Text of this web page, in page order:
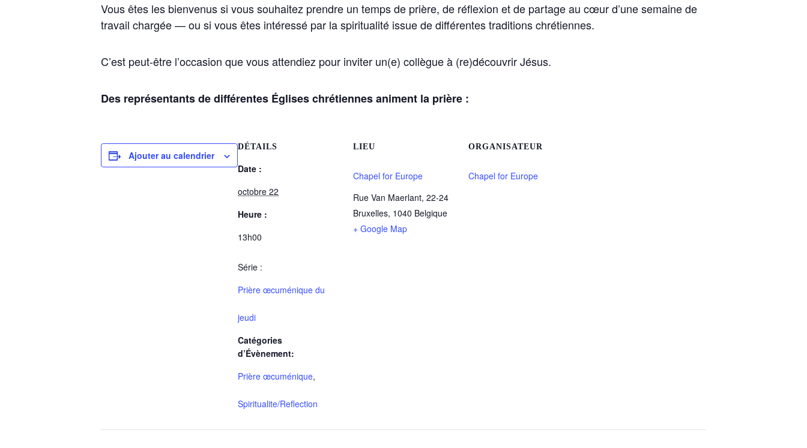
Vous êtes les bienvenus si vous souhaitez prendre un temps de prière, de réflexion et de partage au cœur d’une semaine de
travail chargée — ou si vous êtes intéressé par la spiritualité issue de différentes traditions chrétiennes.
C’est peut-être l’occasion que vous attendiez pour inviter un(e) collègue à (re)découvrir Jésus.
Des représentants de différentes Églises chrétiennes animent la prière :
Ajouter au calendrier
DÉTAILS
Date :
octobre 22
Heure :
13h00
Série :
Prière œcuménique du
jeudi
Catégories
d’Évènement:
Prière œcuménique,
Spiritualite/Reflection
LIEU
Chapel for Europe
Rue Van Maerlant, 22-24
Bruxelles, 1040 Belgique
+ Google Map
ORGANISATEUR
Chapel for Europe